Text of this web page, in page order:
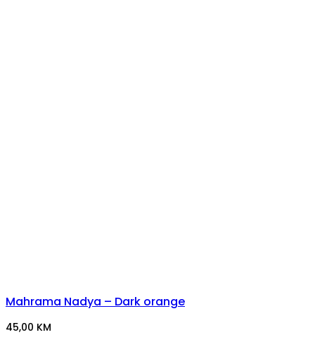
Mahrama Nadya – Dark orange
45,00 KM